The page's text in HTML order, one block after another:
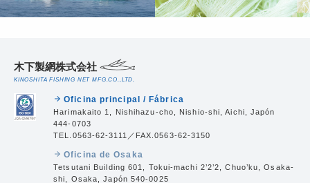
木下製網株式会社
KINOSHITA FISHING NET MFG.CO.,LTD.
arrow_forward Oficina principal / Fábrica
Harimakaito 1, Nishihazu-cho, Nishio-shi, Aichi, Japón
444-0703
TEL.0563-62-3111／FAX.0563-62-3150
arrow_forward Oficina de Osaka
Tetsutani Building 601, Tokui-machi 2’2’2, Chuo’ku, Osaka-
shi, Osaka, Japón 540-0025